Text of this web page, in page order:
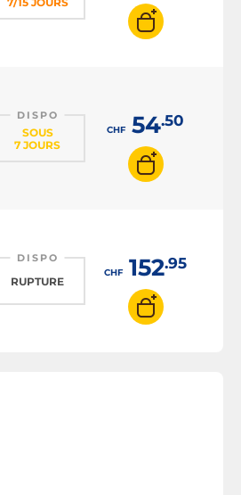
DISPO
SOUS
7 JOURS
CHF54.50
DISPO
RUPTURE
CHF152.95